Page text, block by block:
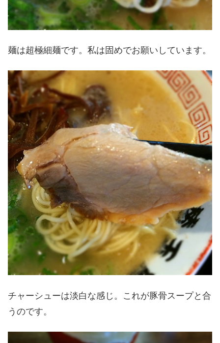
麺は超極細麺です。私は固めでお願いしています。
チャーシューは淡白な感じ。これが豚骨スープと合
うのです。